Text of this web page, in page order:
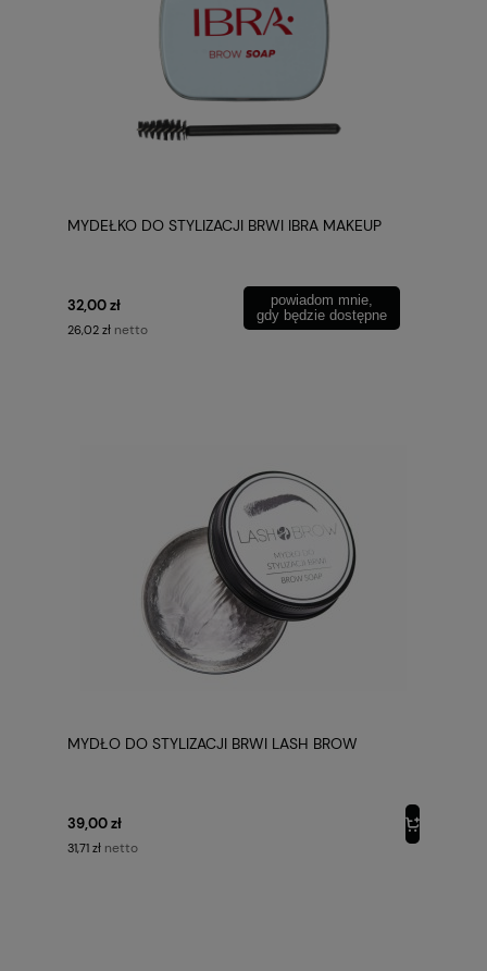
MYDEŁKO DO STYLIZACJI BRWI IBRA MAKEUP
32,00 zł
26,02 zł netto
powiadom mnie,
gdy będzie dostępne
MYDŁO DO STYLIZACJI BRWI LASH BROW
39,00 zł
31,71 zł netto